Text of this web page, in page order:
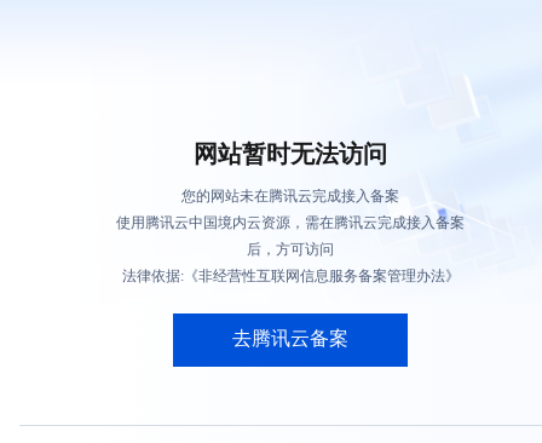
网站暂时无法访问
您的网站未在腾讯云完成接入备案
使用腾讯云中国境内云资源，需在腾讯云完成接入备案
后，方可访问
法律依据:《非经营性互联网信息服务备案管理办法》
去腾讯云备案